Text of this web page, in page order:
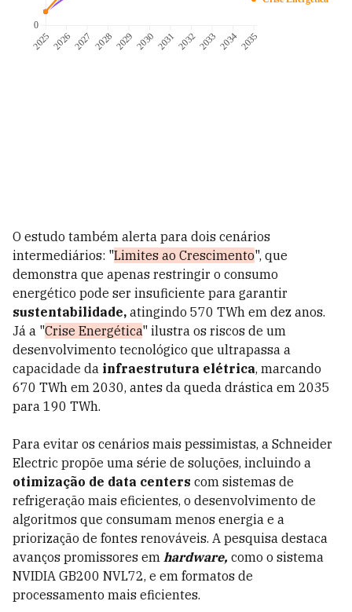
O estudo também alerta para dois cenários
intermediários: "Limites ao Crescimento", que
demonstra que apenas restringir o consumo
energético pode ser insuficiente para garantir
sustentabilidade, atingindo 570 TWh em dez anos.
Já a "Crise Energética" ilustra os riscos de um
desenvolvimento tecnológico que ultrapassa a
capacidade da infraestrutura elétrica, marcando
670 TWh em 2030, antes da queda drástica em 2035
para 190 TWh.
Para evitar os cenários mais pessimistas, a Schneider
Electric propõe uma série de soluções, incluindo a
otimização de data centers com sistemas de
refrigeração mais eficientes, o desenvolvimento de
algoritmos que consumam menos energia e a
priorização de fontes renováveis. A pesquisa destaca
avanços promissores em hardware, como o sistema
NVIDIA GB200 NVL72, e em formatos de
processamento mais eficientes.